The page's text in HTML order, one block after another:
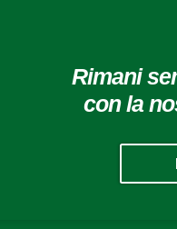
Rimani
con la